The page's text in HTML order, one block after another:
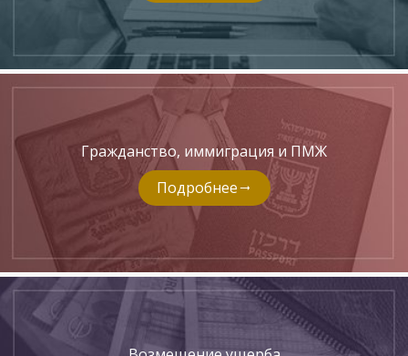
Гражданство, иммиграция и ПМЖ
Подробнее